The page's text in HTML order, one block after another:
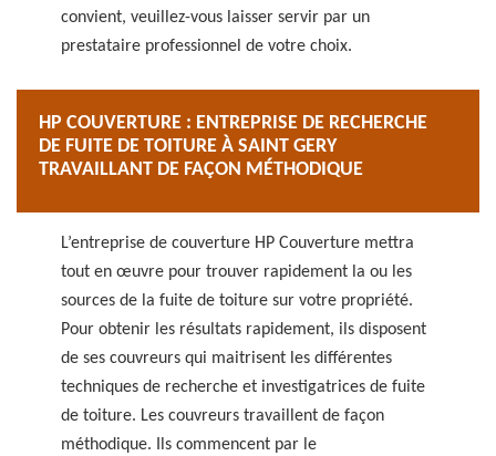
convient, veuillez-vous laisser servir par un
prestataire professionnel de votre choix.
HP COUVERTURE : ENTREPRISE DE RECHERCHE
DE FUITE DE TOITURE À SAINT GERY
TRAVAILLANT DE FAÇON MÉTHODIQUE
L’entreprise de couverture HP Couverture mettra
tout en œuvre pour trouver rapidement la ou les
sources de la fuite de toiture sur votre propriété.
Pour obtenir les résultats rapidement, ils disposent
de ses couvreurs qui maitrisent les différentes
techniques de recherche et investigatrices de fuite
de toiture. Les couvreurs travaillent de façon
méthodique. Ils commencent par le